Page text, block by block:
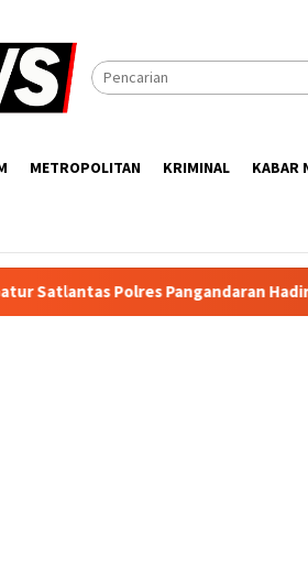
METROPOLITAN KRIMINAL KABAR
Hadir Mengawal